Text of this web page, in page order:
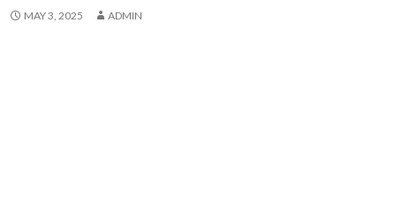
MAY 3, 2025 ADMIN